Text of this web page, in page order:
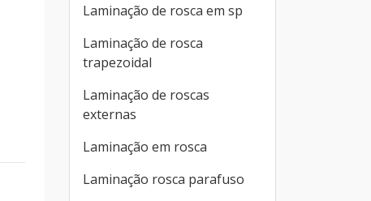
Laminação de rosca em sp
Laminação de rosca
trapezoidal
Laminação de roscas
externas
Laminação em rosca
Laminação rosca parafuso